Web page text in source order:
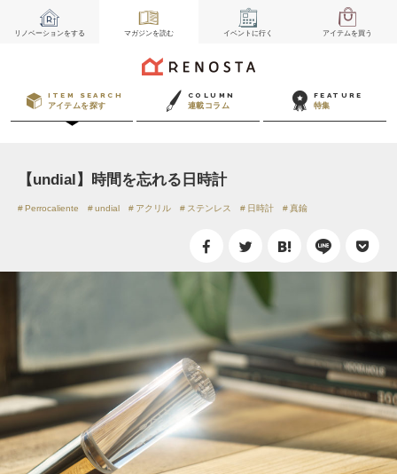
リノベーションをする マガジンを読む イベント に行く アイテムを買う
ITEM SEARCH
アイテムを探す
COLUMN
連載コラム
FEATURE
特集
【undial】時間を忘れる日時計
Perrocaliente undial アクリル ステンレス 日時計 真鍮